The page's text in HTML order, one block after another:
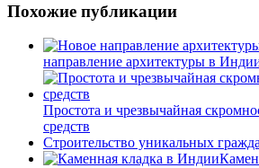
Похожие публикации
направление архитектуры в
Простота и чрезвычайная
средств
Строительство уникальных